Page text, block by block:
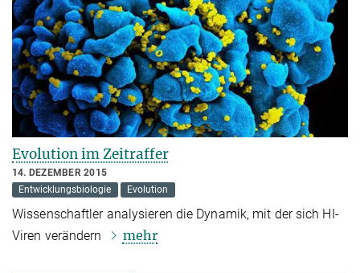
Evolution im Zeitraffer
14. DEZEMBER 2015
Entwicklungsbiologie
Evolution
Wissenschaftler analysieren die Dynamik, mit der sich HI-
Viren verändern
mehr